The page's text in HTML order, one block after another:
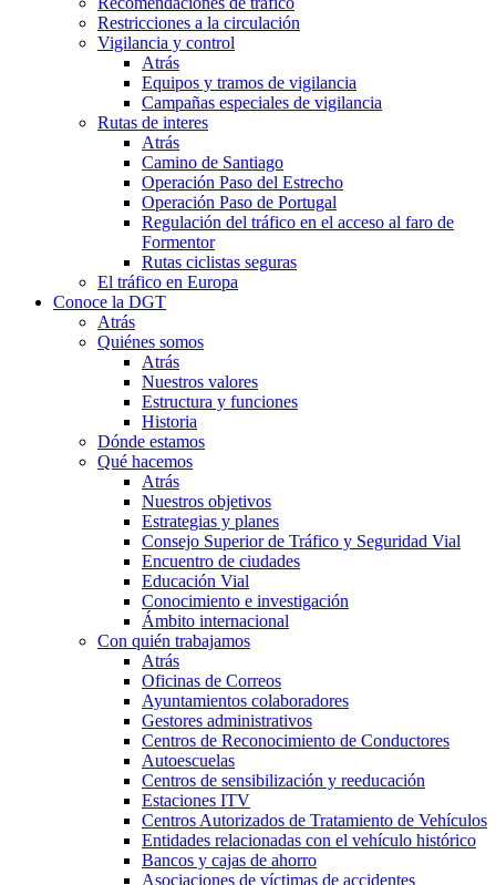
Restricciones a la circulación
Vigilancia y control
Atrás
Equipos y tramos de vigilancia
Campañas especiales de vigilancia
Rutas de interes
Atrás
Camino de Santiago
Operación Paso del Estrecho
Operación Paso de Portugal
Regulación del tráfico en el acceso al faro de
Formentor
Rutas ciclistas seguras
El tráfico en Europa
Conoce la DGT
Atrás
Quiénes somos
Atrás
Nuestros valores
Estructura y funciones
Historia
Dónde estamos
Qué hacemos
Atrás
Nuestros objetivos
Estrategias y planes
Consejo Superior de Tráfico y Seguridad Vial
Encuentro de ciudades
Educación Vial
Conocimiento e investigación
Ámbito internacional
Con quién trabajamos
Atrás
Oficinas de Correos
Ayuntamientos colaboradores
Gestores administrativos
Centros de Reconocimiento de Conductores
Autoescuelas
Centros de sensibilización y reeducación
Estaciones ITV
Centros Autorizados de Tratamiento de Vehículos
Entidades relacionadas con el vehículo histórico
Bancos y cajas de ahorro
Asociaciones de víctimas de accidentes